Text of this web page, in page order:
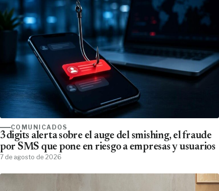
COMUNICADOS
3digits alerta sobre el auge del smishing, el fraude
por SMS que pone en riesgo a empresas y usuarios
7 de agosto de 2026